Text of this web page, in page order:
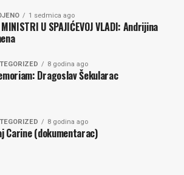
1 sedmica ago
MINISTRI U SPAJIĆEVOJ VLADI: Andrijina
8 godina ago
Dragoslav Šekularac
8 godina ago
Carine (dokumentarac)